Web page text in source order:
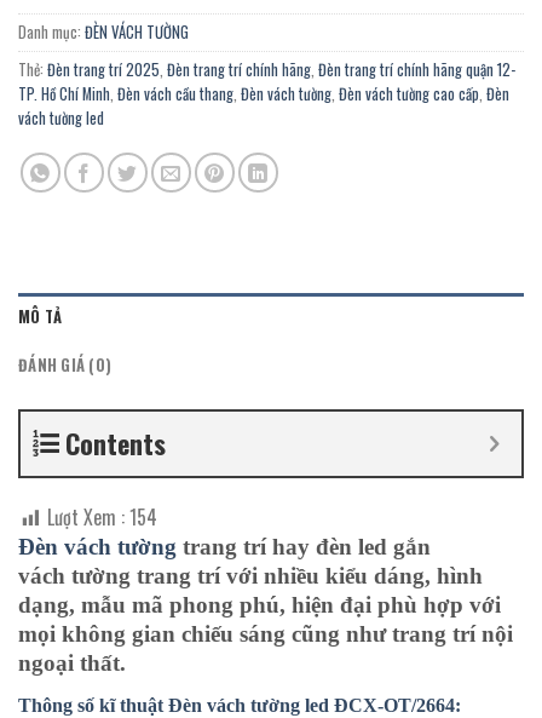
Danh mục: ĐÈN VÁCH TƯỜNG
Thẻ: Đèn trang trí 2025, Đèn trang trí chính hãng, Đèn trang trí chính hãng quận 12-
TP. Hồ Chí Minh, Đèn vách cầu thang, Đèn vách tường, Đèn vách tường cao cấp, Đèn
vách tường led
MÔ TẢ
ĐÁNH GIÁ (0)
Contents
Lượt Xem :154
Đèn vách tường trang trí hay đèn led gắn
vách tường trang trí với nhiều kiểu dáng, hình
dạng, mẫu mã phong phú, hiện đại phù hợp với
mọi không gian chiếu sáng cũng như trang trí nội
ngoại thất.
Thông số kĩ thuật Đèn vách tường led ĐCX-OT/2664: